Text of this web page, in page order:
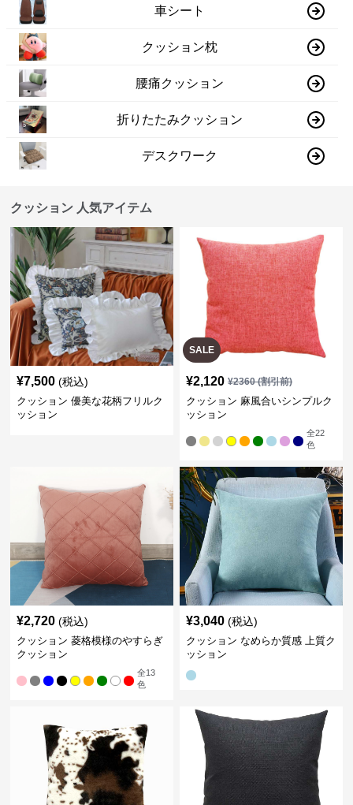
車シート
クッション枕
腰痛クッション
折りたたみクッション
デスクワーク
クッション 人気アイテム
¥7,500 (税込)
クッション 優美な花柄フリルク
ッション
SALE
¥2,120 ¥2360(割引前)
クッション 麻風合いシンプルク
ッション
全22
色
¥2,720 (税込)
クッション 菱格模様のやすらぎ
クッション
全13
色
¥3,040 (税込)
クッション なめらか質感 上質ク
ッション